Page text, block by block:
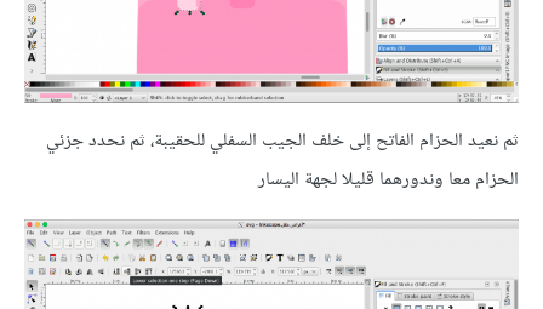
ثم نعيد الحزام الفاتح إلى خلف الجيب السفلي للحقيبة، ثم نحدد جزئي
الحزام معا وندورهما قليلا لجهة اليسار